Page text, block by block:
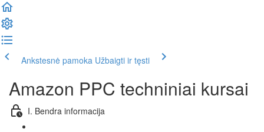
Ankstesnė pamoka Užbaigti ir tęsti
Amazon PPC techniniai kursai
I. Bendra informacija